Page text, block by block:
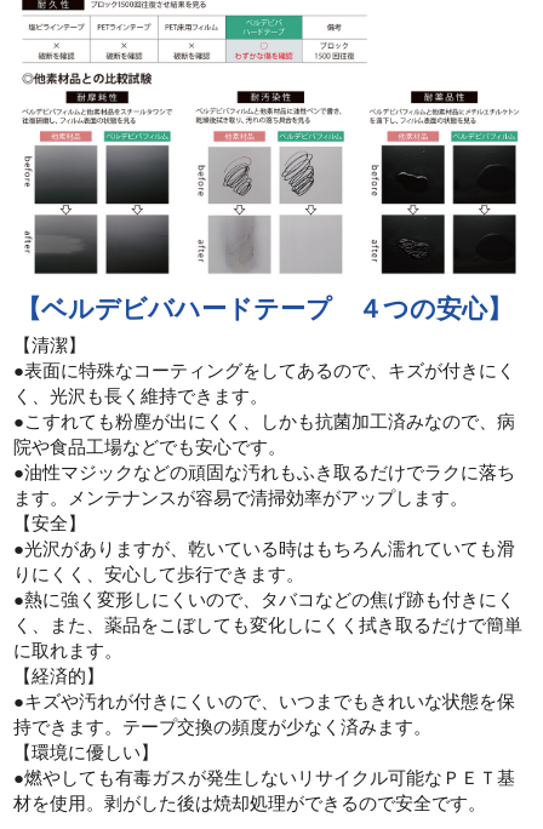
【ベルデビバハードテープ ４つの安心】
【清潔】
●表面に特殊なコーティングをしてあるので、キズが付きにく
く、光沢も長く維持できます。
●こすれても粉塵が出にくく、しかも抗菌加工済みなので、病
院や食品工場などでも安心です。
●油性マジックなどの頑固な汚れもふき取るだけでラクに落ち
ます。メンテナンスが容易で清掃効率がアップします。
【安全】
●光沢がありますが、乾いている時はもちろん濡れていても滑
りにくく、安心して歩行できます。
●熱に強く変形しにくいので、タバコなどの焦げ跡も付きにく
く、また、薬品をこぼしても変化しにくく拭き取るだけで簡単
に取れます。
【経済的】
●キズや汚れが付きにくいので、いつまでもきれいな状態を保
持できます。テープ交換の頻度が少なく済みます。
【環境に優しい】
●燃やしても有毒ガスが発生しないリサイクル可能なＰＥＴ基
材を使用。剥がした後は焼却処理ができるので安全です。